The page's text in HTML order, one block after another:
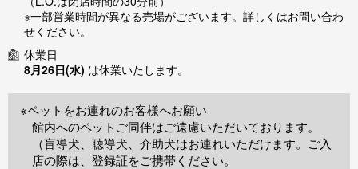
※一部営業時間が異なる売場がございます。詳しくはお問い合わ
せください。
休業日
8月26日(水) は休業いたします。
※ペットをお連れのお客様へお願い
館内へのペットご同伴はご遠慮いただいております。
（盲導犬、聴導犬、介助犬はお連れいただけます。ご入
店の際は、登録証をご携帯ください。